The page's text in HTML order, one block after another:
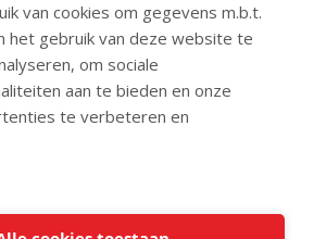
van cookies om gegevens m.b.t.
het gebruik van deze website te
om sociale
aan te bieden en onze
te verbeteren en